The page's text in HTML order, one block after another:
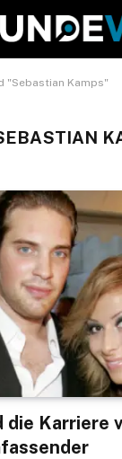
"Sebastian Kamps"
die Karriere